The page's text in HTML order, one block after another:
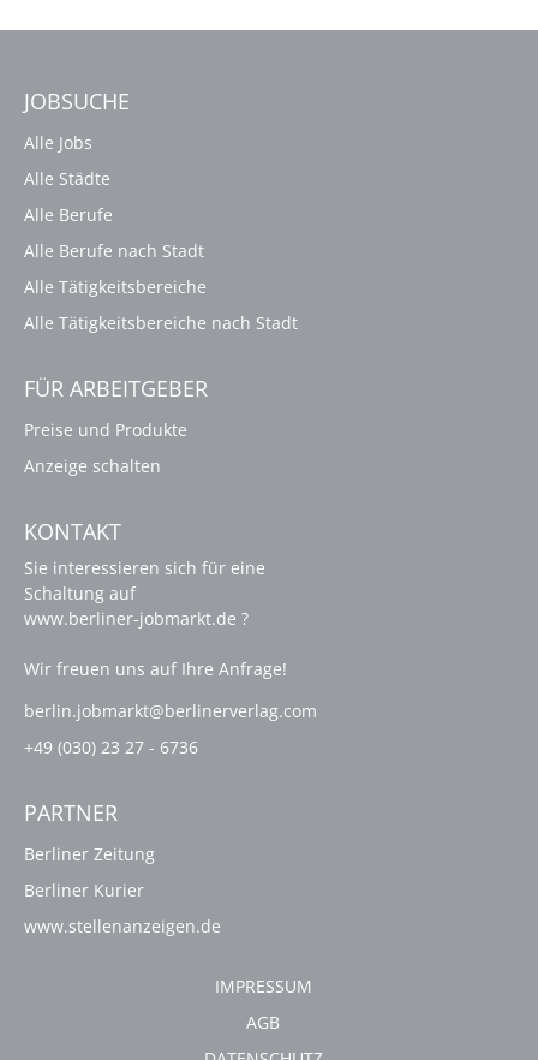
JOBSUCHE
Alle Jobs
Alle Städte
Alle Berufe
Alle Berufe nach Stadt
Alle Tätigkeitsbereiche
Alle Tätigkeitsbereiche nach Stadt
FÜR ARBEITGEBER
Preise und Produkte
Anzeige schalten
KONTAKT
Sie interessieren sich für eine
Schaltung auf
www.berliner-jobmarkt.de ?
Wir freuen uns auf Ihre Anfrage!
berlin.jobmarkt@berlinerverlag.com
+49 (030) 23 27 - 6736
PARTNER
Berliner Zeitung
Berliner Kurier
www.stellenanzeigen.de
IMPRESSUM
AGB